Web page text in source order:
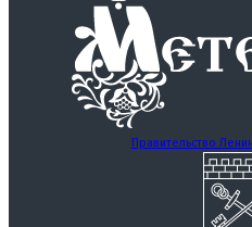
Правительство